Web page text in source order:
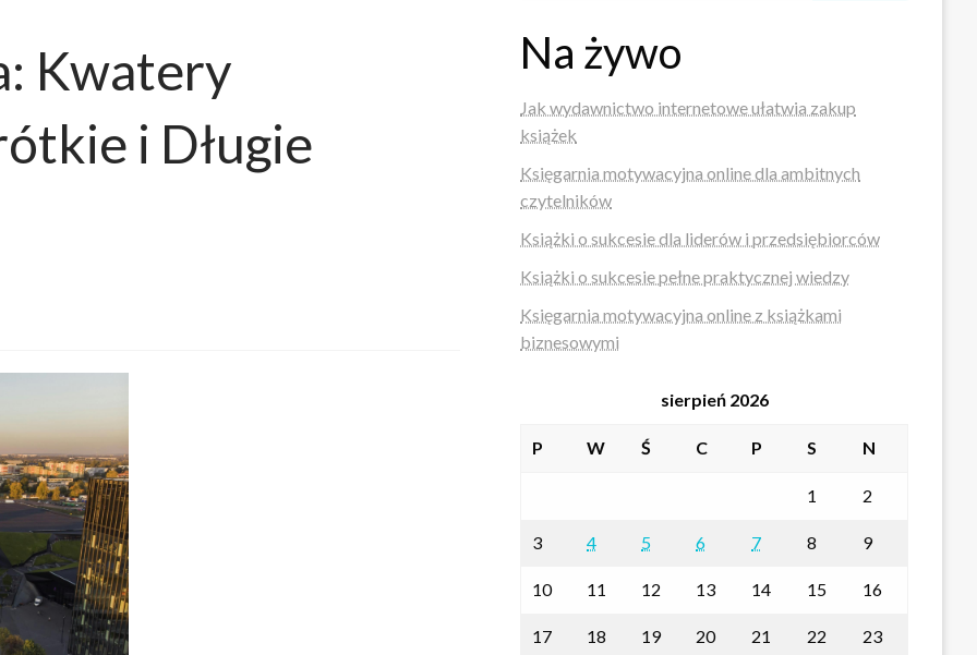
Kwatery
i Długie
Na żywo
Jak wydawnictwo internetowe ułatwia zakup
książek
Księgarnia motywacyjna online dla ambitnych
czytelników
Książki o sukcesie dla liderów i przedsiębiorców
Książki o sukcesie pełne praktycznej wiedzy
Księgarnia motywacyjna online z książkami
biznesowymi
sierpień 2026
P W Ś C P S N
1 2
3 4 5 6 7 8 9
10 11 12 13 14 15 16
17 18 19 20 21 22 23